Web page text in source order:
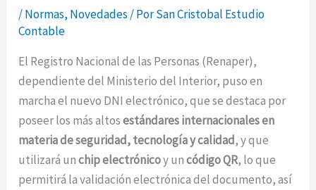
/Normas, Novedades / PorSan Cristobal Estudio
Contable
El Registro Nacional de las Personas (Renaper),
dependiente del Ministerio del Interior, puso en
marcha el nuevo DNI electrónico, que se destaca por
poseer los más altosestándares internacionales en
materia de seguridad, tecnología y calidad, y que
utilizará unchip electrónicoy uncódigo QR, lo que
permitirá la validación electrónica del documento, así